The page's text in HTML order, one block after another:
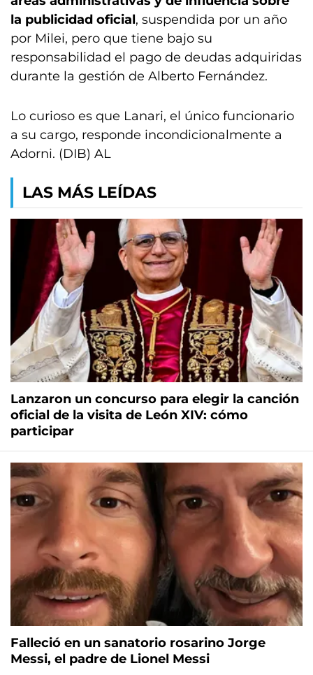
la publicidad oficial, suspendida por un año
por Milei, pero que tiene bajo su
responsabilidad el pago de deudas adquiridas
durante la gestión de Alberto Fernández.
Lo curioso es que Lanari, el único funcionario
a su cargo, responde incondicionalmente a
Adorni. (DIB) AL
LAS MÁS LEÍDAS
Lanzaron un concurso para elegir la canción
oficial de la visita de León XIV: cómo
participar
Falleció en un sanatorio rosarino Jorge
Messi, el padre de Lionel Messi